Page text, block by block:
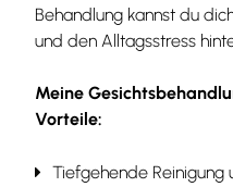
Behandlung kannst du
und den Alltagsstress
Meine
Vorteile:
Tiefgehende Reinigung